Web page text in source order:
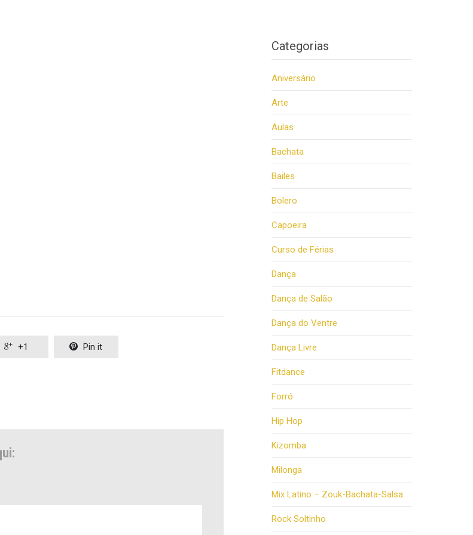
 +1  Pin it
Categorias
Aniversário
Arte
Aulas
Bachata
Bailes
Bolero
Capoeira
Curso de Férias
Dança
Dança de Salão
Dança do Ventre
Dança Livre
Fitdance
Forró
Hip Hop
Kizomba
Milonga
Mix Latino – Zouk-Bachata-Salsa
Rock Soltinho